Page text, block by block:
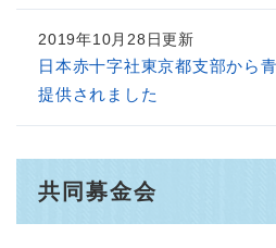
2019年10月28日更新
日本赤十字社東京都支部から
提供されました
共同募金会